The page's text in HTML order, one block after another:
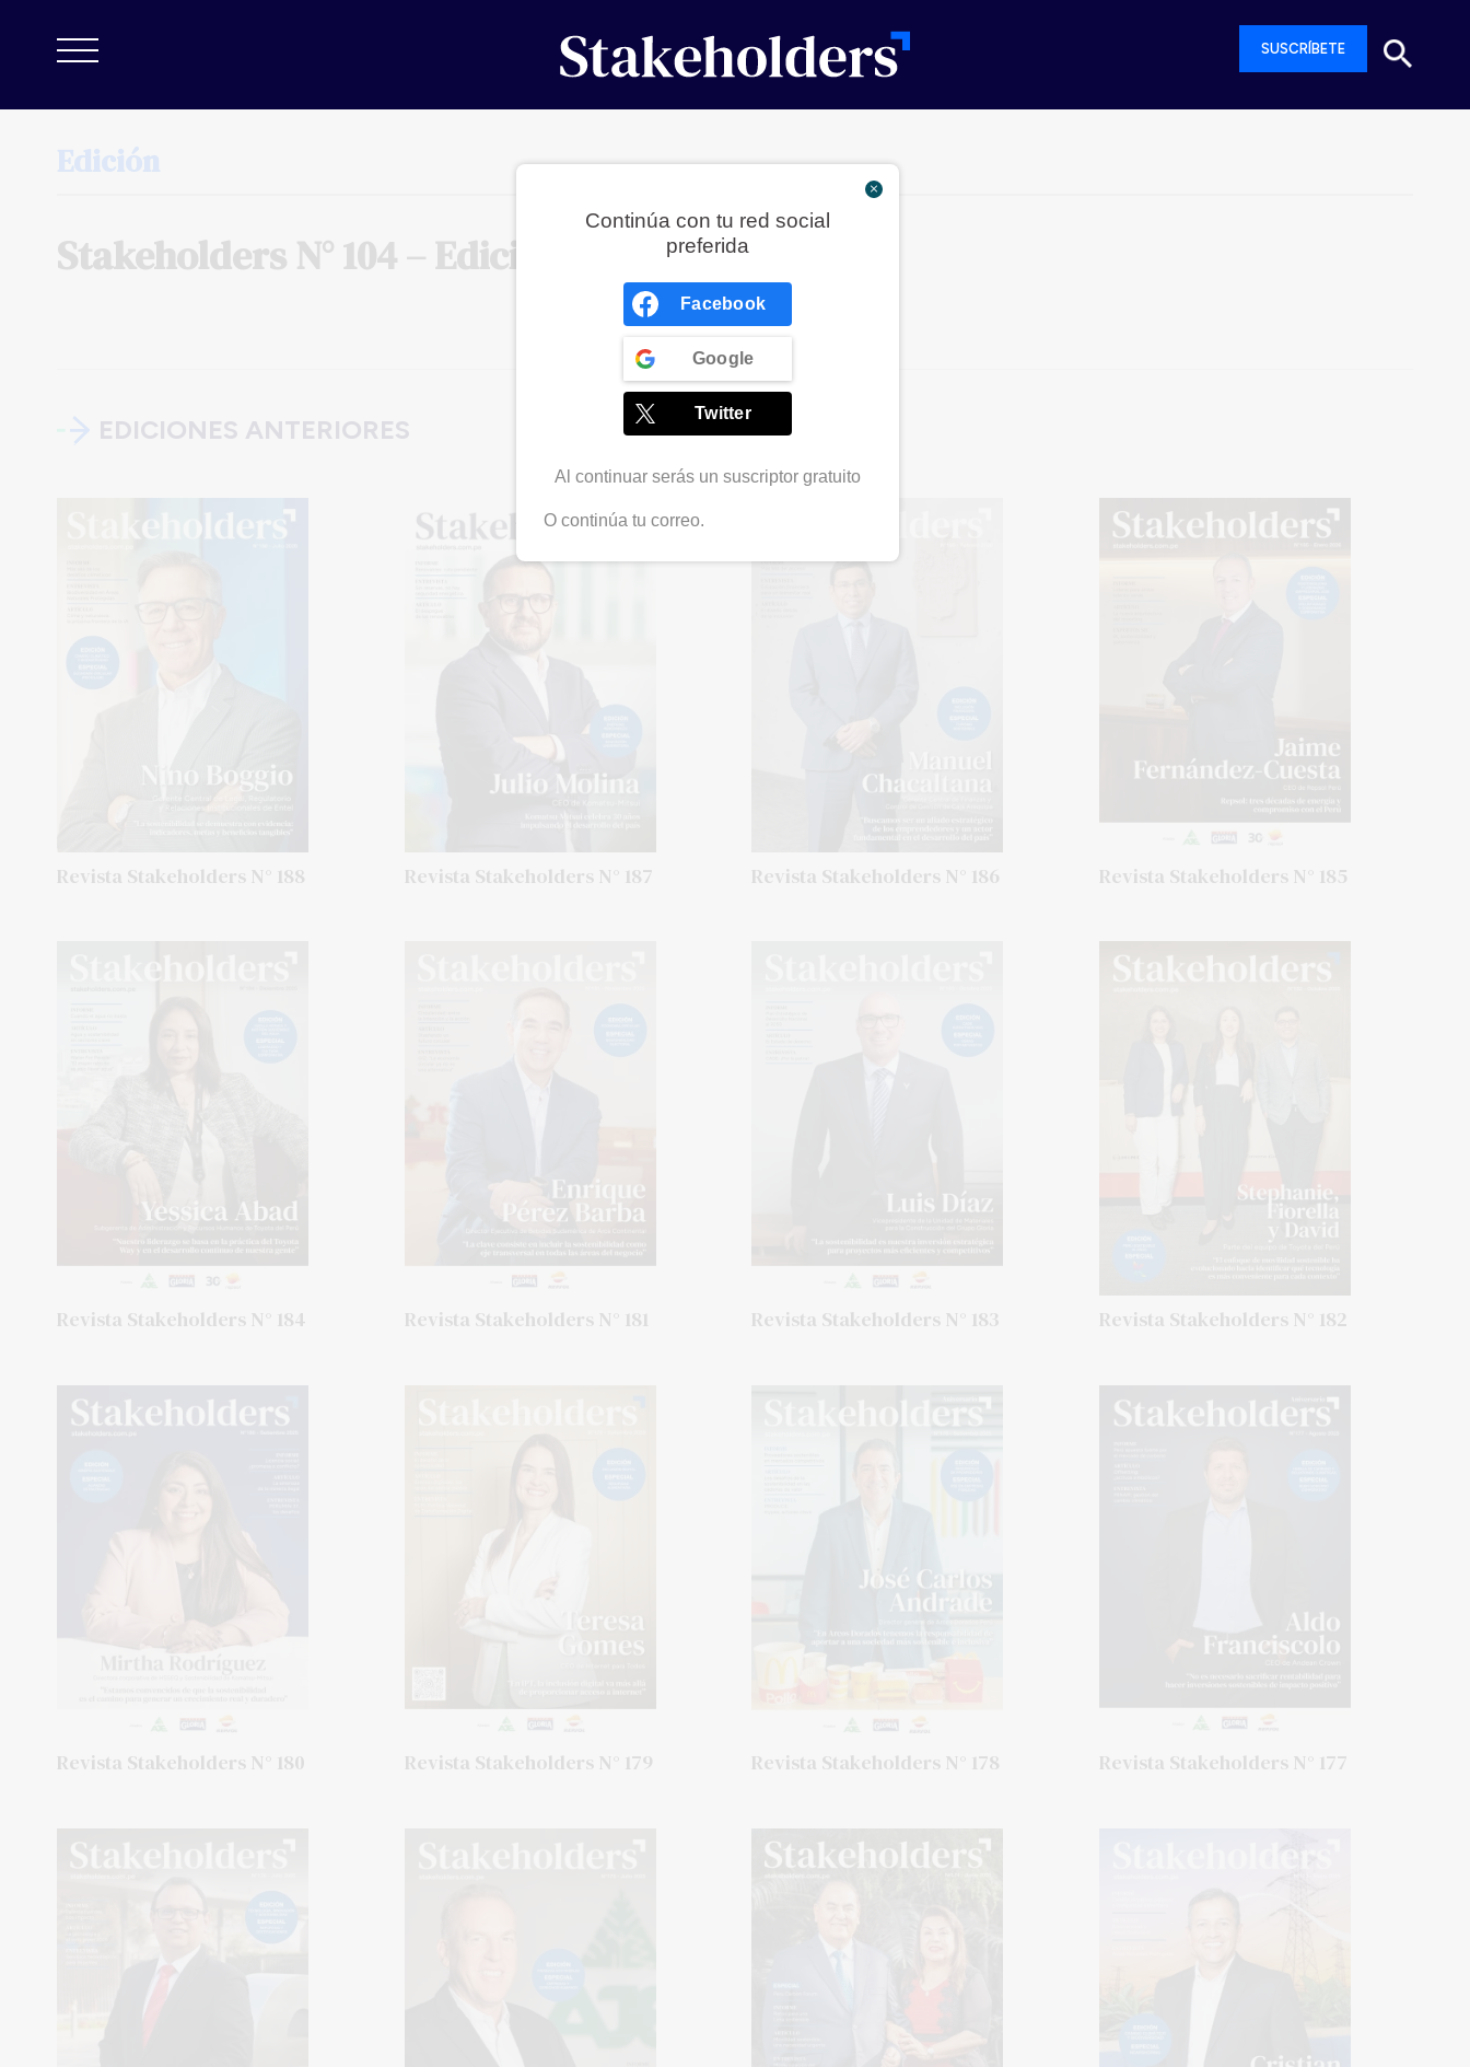
SUSCRÍBETE
Edición
Stakeholders N°104– Edición Voluntariado
EDICIONES ANTERIORES
Revista Stakeholders N° 188 Revista Stakeholders N° 187 Revista Stakeholders N° 186 Revista Stakeholders N° 185
Revista Stakeholders N° 184 Revista Stakeholders N° 181 Revista Stakeholders N° 183 Revista Stakeholders N° 182
Revista Stakeholders N° 180 Revista Stakeholders N° 179 Revista Stakeholders N° 178 Revista Stakeholders N° 177
Continúa con tu red social
preferida
Facebook
Google
Twitter
Al continuar serás un suscriptor gratuito
O continúa tu correo.